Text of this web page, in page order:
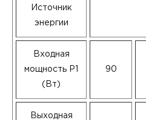
Источник
энергии
Входная
мощность P1
(Вт)
90
Выходная